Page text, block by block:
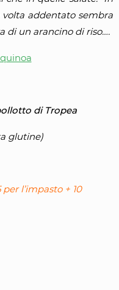
addentato sembra
di un arancino di riso….
di Tropea
glutine)
l’impasto + 10